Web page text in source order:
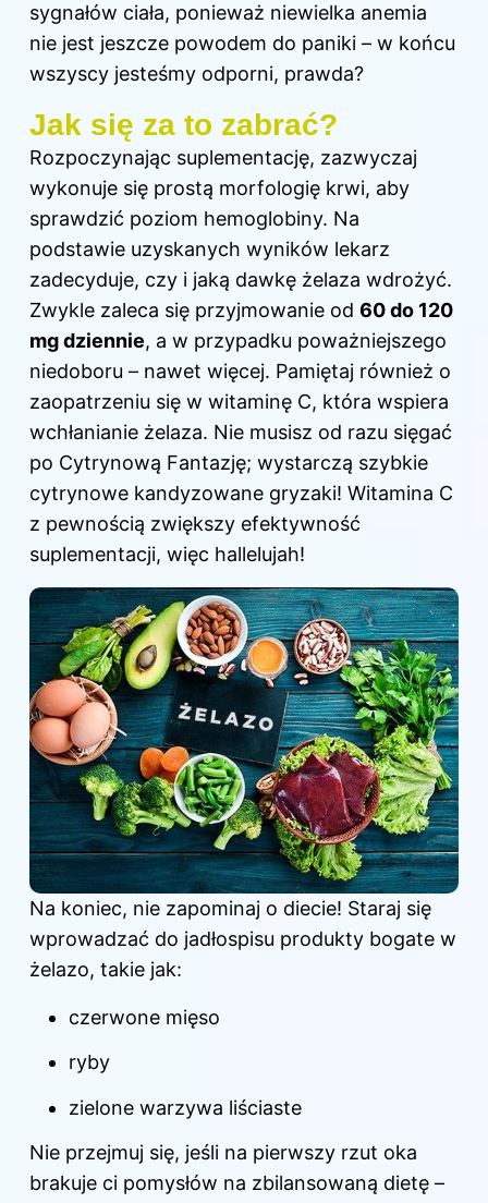
sygnałów ciała, ponieważ niewielka anemia
nie jest jeszcze powodem do paniki – w końcu
wszyscy jesteśmy odporni, prawda?
Jak się za to zabrać?
Rozpoczynając suplementację, zazwyczaj
wykonuje się prostą morfologię krwi, aby
sprawdzić poziom hemoglobiny. Na
podstawie uzyskanych wyników lekarz
zadecyduje, czy i jaką dawkę żelaza wdrożyć.
Zwykle zaleca się przyjmowanie od 60 do 120
mg dziennie, a w przypadku poważniejszego
niedoboru – nawet więcej. Pamiętaj również o
zaopatrzeniu się w witaminę C, która wspiera
wchłanianie żelaza. Nie musisz od razu sięgać
po Cytrynową Fantazję; wystarczą szybkie
cytrynowe kandyzowane gryzaki! Witamina C
z pewnością zwiększy efektywność
suplementacji, więc hallelujah!
Na koniec, nie zapominaj o diecie! Staraj się
wprowadzać do jadłospisu produkty bogate w
żelazo, takie jak:
czerwone mięso
ryby
zielone warzywa liściaste
Nie przejmuj się, jeśli na pierwszy rzut oka
brakuje ci pomysłów na zbilansowaną dietę –